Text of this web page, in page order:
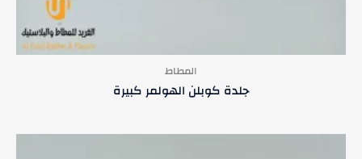
المطاط
جلدة كوبلن الهولمر كبيرة